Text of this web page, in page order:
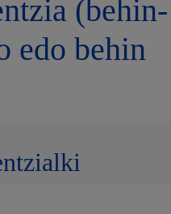
(behin-
edo behin